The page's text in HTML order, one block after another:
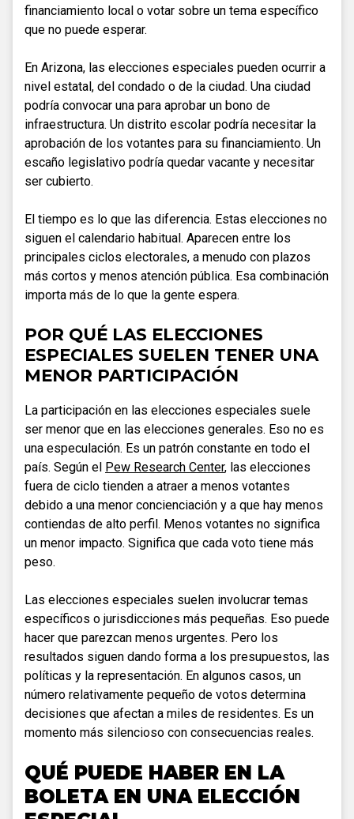
financiamiento local o votar sobre un tema específico
que no puede esperar.
En Arizona, las elecciones especiales pueden ocurrir a
nivel estatal, del condado o de la ciudad. Una ciudad
podría convocar una para aprobar un bono de
infraestructura. Un distrito escolar podría necesitar la
aprobación de los votantes para su financiamiento. Un
escaño legislativo podría quedar vacante y necesitar
ser cubierto.
El tiempo es lo que las diferencia. Estas elecciones no
siguen el calendario habitual. Aparecen entre los
principales ciclos electorales, a menudo con plazos
más cortos y menos atención pública. Esa combinación
importa más de lo que la gente espera.
POR QUÉ LAS ELECCIONES
ESPECIALES SUELEN TENER UNA
MENOR PARTICIPACIÓN
La participación en las elecciones especiales suele
ser menor que en las elecciones generales. Eso no es
una especulación. Es un patrón constante en todo el
país. Según el Pew Research Center, las elecciones
fuera de ciclo tienden a atraer a menos votantes
debido a una menor concienciación y a que hay menos
contiendas de alto perfil. Menos votantes no significa
un menor impacto. Significa que cada voto tiene más
peso.
Las elecciones especiales suelen involucrar temas
específicos o jurisdicciones más pequeñas. Eso puede
hacer que parezcan menos urgentes. Pero los
resultados siguen dando forma a los presupuestos, las
políticas y la representación. En algunos casos, un
número relativamente pequeño de votos determina
decisiones que afectan a miles de residentes. Es un
momento más silencioso con consecuencias reales.
QUÉ PUEDE HABER EN LA
BOLETA EN UNA ELECCIÓN